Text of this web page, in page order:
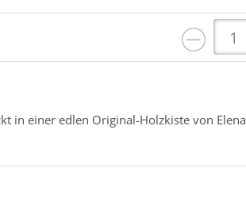
in einer edlen Original-Holzkiste von Elena